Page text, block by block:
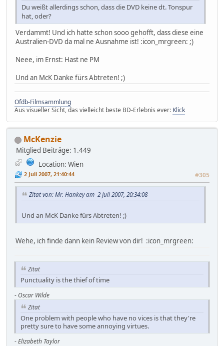
Du weißt allerdings schon, dass die DVD keine dt. Tonspur
hat, oder?
Verdammt! Und ich hatte schon sooo gehofft, dass diese eine
Australien-DVD da mal ne Ausnahme ist! :icon_mrgreen: ;)
Neee, im Ernst: Hast ne PM
Und an McK Danke fürs Abtreten! ;)
Ofdb-Filmsammlung
Aus visueller Sicht, das vielleicht beste BD-Erlebnis ever: Klick
McKenzie
Mitglied Beiträge: 1.449
Location: Wien
2 Juli 2007, 21:40:44 #305
Zitat von: Mr. Hankey am 2 Juli 2007, 20:34:08
Und an McK Danke fürs Abtreten! ;)
Wehe, ich finde dann kein Review von dir! :icon_mrgreen:
Zitat
Punctuality is the thief of time
- Oscar Wilde
Zitat
One problem with people who have no vices is that they're
pretty sure to have some annoying virtues.
-Elizabeth Taylor